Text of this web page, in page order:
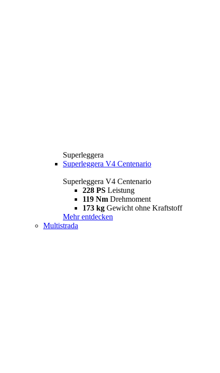
Superleggera
Superleggera V4 Centenario
Superleggera V4 Centenario
228 PS Leistung
119 Nm Drehmoment
173 kg Gewicht ohne Kraftstoff
Mehr entdecken
Multistrada